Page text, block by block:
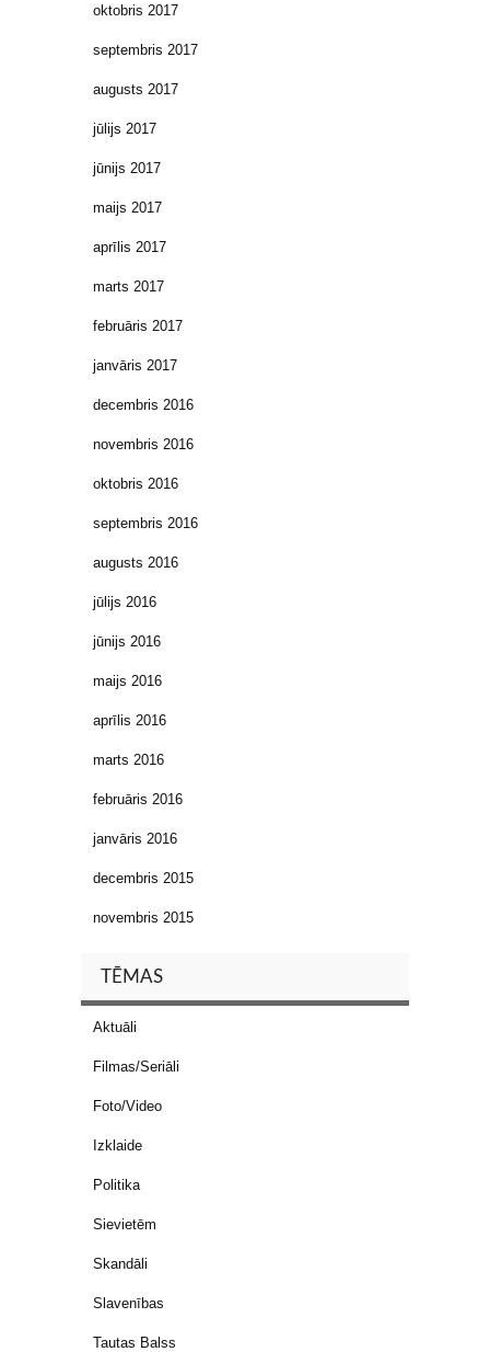
oktobris 2017
septembris 2017
augusts 2017
jūlijs 2017
jūnijs 2017
maijs 2017
aprīlis 2017
marts 2017
februāris 2017
janvāris 2017
decembris 2016
novembris 2016
oktobris 2016
septembris 2016
augusts 2016
jūlijs 2016
jūnijs 2016
maijs 2016
aprīlis 2016
marts 2016
februāris 2016
janvāris 2016
decembris 2015
novembris 2015
TĒMAS
Aktuāli
Filmas/Seriāli
Foto/Video
Izklaide
Politika
Sievietēm
Skandāli
Slavenības
Tautas Balss